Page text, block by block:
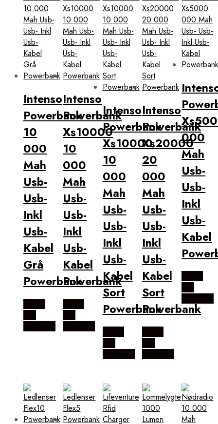
Intenso
Powerbank
10
000
Mah
Usb-
Usb-
Inkl
Usb-
Kabel
Grå
Powerbank
Intenso
Powerbank
Xs10000
10
000
Mah
Usb-
Usb-
Inkl
Usb-
Kabel
Powerbank
Intenso
Powerbank
Xs10000
10
000
Mah
Usb-
Usb-
Inkl
Usb-
Kabel
Sort
Powerbank
Intenso
Powerbank
Xs20000
20
000
Mah
Usb-
Usb-
Inkl
Usb-
Kabel
Sort
Powerbank
000
Mah
Usb-
Usb-
Inkl
Usb-
Kabel